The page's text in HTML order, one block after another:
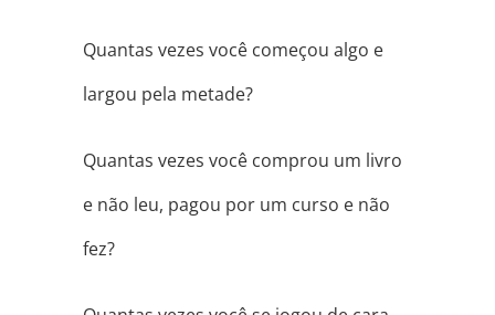
Quantas vezes você começou algo e
largou pela metade?
Quantas vezes você comprou um livro
e não leu, pagou por um curso e não
fez?